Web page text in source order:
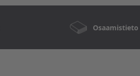
Osaamistieto